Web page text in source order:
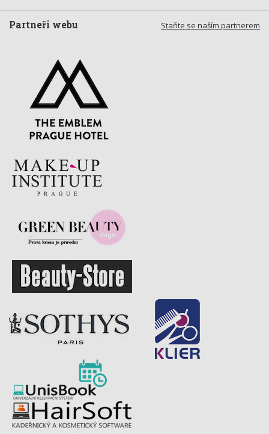
Staňte se naším partnerem
Partneři webu